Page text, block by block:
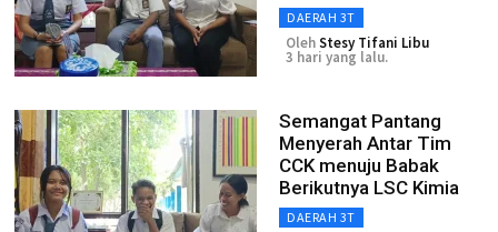
DAERAH 3T
OlehStesy Tifani Libu
3 hari yang lalu.
Semangat Pantang
Menyerah Antar Tim
CCK menuju Babak
Berikutnya LSC Kimia
DAERAH 3T